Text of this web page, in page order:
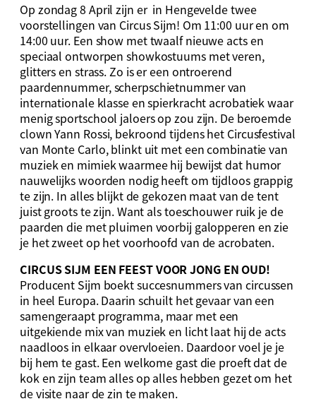
Op zondag 8 April zijn er in Hengevelde twee
voorstellingen van Circus Sijm! Om 11:00 uur en om
14:00 uur. Een show met twaalf nieuwe acts en
speciaal ontworpen showkostuums met veren,
glitters en strass. Zo is er een ontroerend
paardennummer, scherpschietnummer van
internationale klasse en spierkracht acrobatiek waar
menig sportschool jaloers op zou zijn. De beroemde
clown Yann Rossi, bekroond tijdens het Circusfestival
van Monte Carlo, blinkt uit met een combinatie van
muziek en mimiek waarmee hij bewijst dat humor
nauwelijks woorden nodig heeft om tijdloos grappig
te zijn. In alles blijkt de gekozen maat van de tent
juist groots te zijn. Want als toeschouwer ruik je de
paarden die met pluimen voorbij galopperen en zie
je het zweet op het voorhoofd van de acrobaten.
CIRCUS SIJM EEN FEEST VOOR JONG EN OUD!
Producent Sijm boekt succesnummers van circussen
in heel Europa. Daarin schuilt het gevaar van een
samengeraapt programma, maar met een
uitgekiende mix van muziek en licht laat hij de acts
naadloos in elkaar overvloeien. Daardoor voel je je
bij hem te gast. Een welkome gast die proeft dat de
kok en zijn team alles op alles hebben gezet om het
de visite naar de zin te maken.